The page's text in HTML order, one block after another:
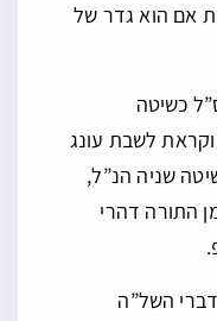
אם הוא גדר של
כשיטה
לשבת עונג
שניה הנ”ל,
התורה דהרי
השל”ה